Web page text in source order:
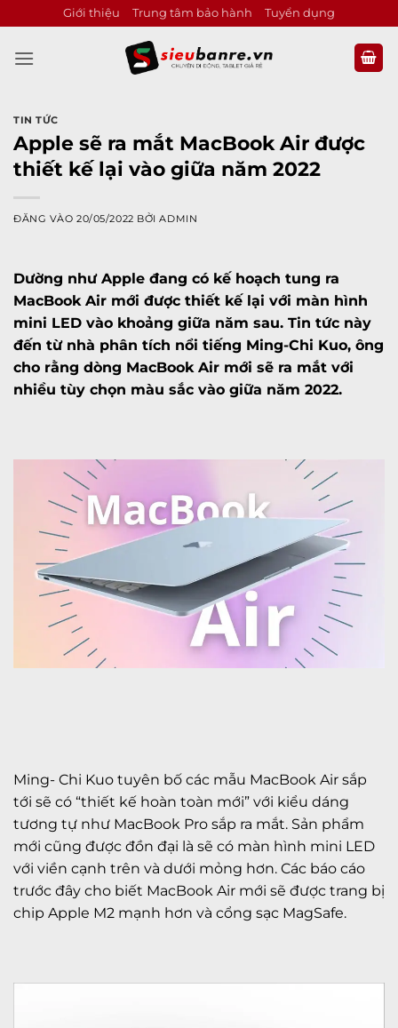
qua
nội
Giới thiệu Trung tâm bảo hành Tuyển dụng
TIN TỨC
Apple sẽ ra mắt MacBook Air được
thiết kế lại vào giữa năm 2022
ĐĂNG VÀO20/05/2022 BỞIADMIN
Dường như Apple đang có kế hoạch tung ra
MacBook Air mới được thiết kế lại với màn hình
mini LED vào khoảng giữa năm sau. Tin tức này
đến từ nhà phân tích nổi tiếng Ming-Chi Kuo, ông
cho rằng dòng MacBook Air mới sẽ ra mắt với
nhiều tùy chọn màu sắc vào giữa năm 2022.
Ming- Chi Kuo tuyên bố các mẫu MacBook Air sắp
tới sẽ có “thiết kế hoàn toàn mới” với kiểu dáng
tương tự như MacBook Pro sắp ra mắt. Sản phẩm
mới cũng được đồn đại là sẽ có màn hình mini LED
với viền cạnh trên và dưới mỏng hơn. Các báo cáo
trước đây cho biết MacBook Air mới sẽ được trang bị
chip Apple M2 mạnh hơn và cổng sạc MagSafe.